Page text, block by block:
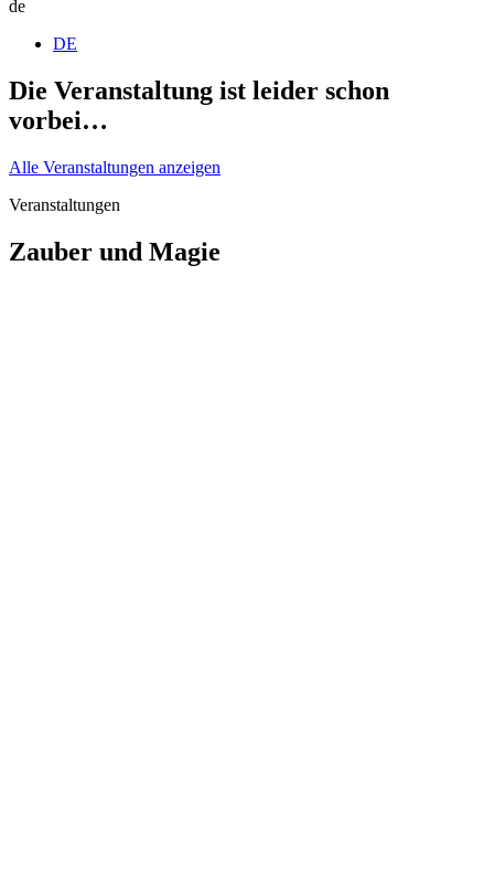
de
DE
Die Veranstaltung ist leider schon
vorbei…
Alle Veranstaltungen anzeigen
Veranstaltungen
Zauber und Magie